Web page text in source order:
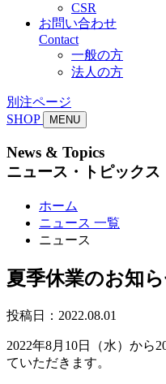
CSR
お問い合わせ
Contact
一般の方
法人の方
別注ページ
SHOP
MENU
News & Topics
ニュース・トピックス
ホーム
ニュース 一覧
ニュース
夏季休業のお知
投稿日：2022.08.01
2022年8月10日（水）から
ていただきます。